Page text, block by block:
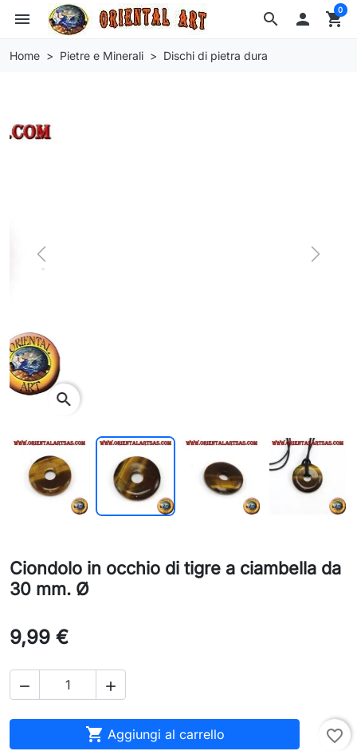
search
menu  shopping_cart
0
Home Pietre e Minerali Dischi di pietra dura
Previous Next
Ciondolo in occhio di tigre a ciambella da
30 mm. Ø
9,99 €
 
 Aggiungi al carrello favorite_border